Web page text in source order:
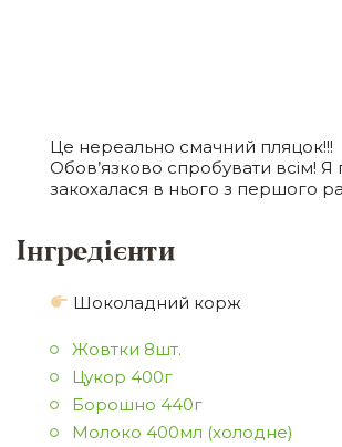
Це нереально смачний пляцок!!!
Обов’язково спробувати всім! Я
закохалася в нього з першого
Інгредієнти
Шоколадний корж
Жовтки 8шт.
Цукор 400г
Борошно 440г
Молоко 400мл (холодне)